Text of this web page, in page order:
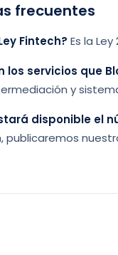
frecuentes
Fintech? Es la
los servicios que
y
disponible el
publicaremos